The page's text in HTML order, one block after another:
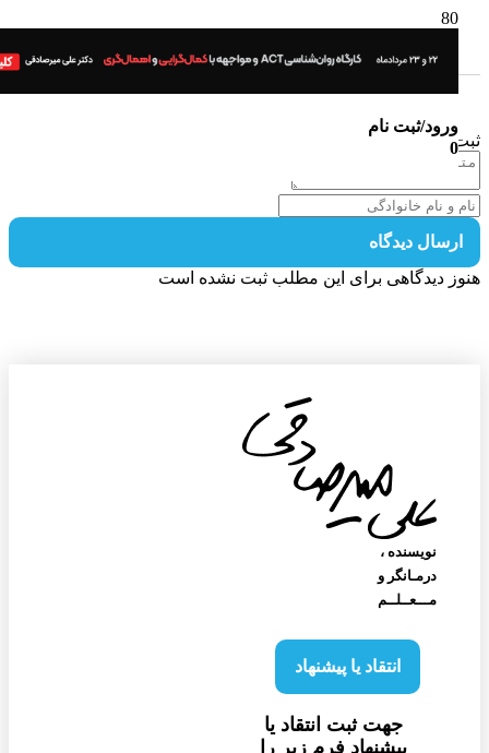
ورود/ثبت نام
دیدگاه
دیدگاه
دیدگاهی برای این مطلب ثبت نشده است
نویسنده‌ ،
درمـانگر و
مـــعــلــم
انتقاد یا پیشنهاد
جهت ثبت انتقاد یا
پیشنهاد فرم زیر را